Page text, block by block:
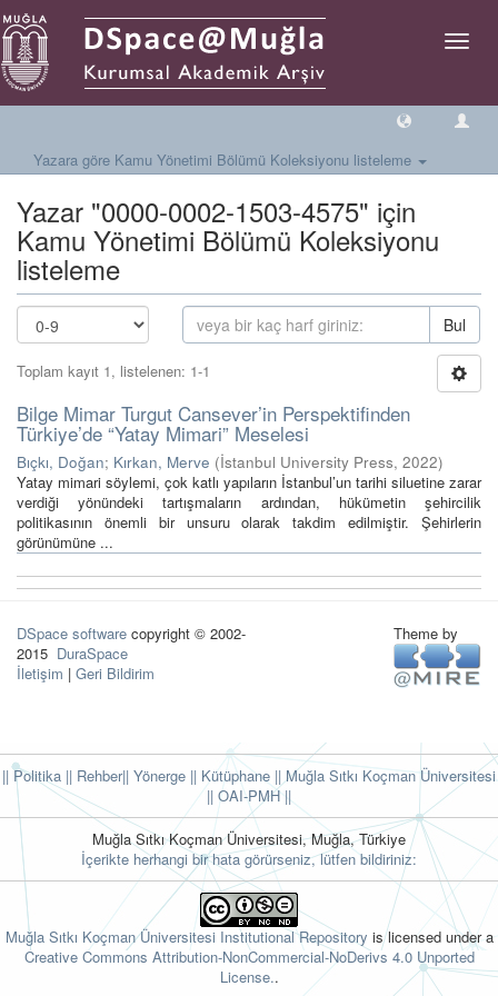
Geçiş
Yazara göre Kamu Yönetimi Bölümü Koleksiyonu listeleme
Yazar "0000-0002-1503-4575" için
Kamu Yönetimi Bölümü Koleksiyonu
listeleme
Bul
Toplam kayıt 1, listelenen: 1-1
Bilge Mimar Turgut Cansever’in Perspektifinden
Türkiye’de “Yatay Mimari” Meselesi
Bıçkı, Doğan; Kırkan, Merve (İstanbul University Press, 2022)
Yatay mimari söylemi, çok katlı yapıların İstanbul’un tarihi siluetine zarar
verdiği yönündeki tartışmaların ardından, hükümetin şehircilik
politikasının önemli bir unsuru olarak takdim edilmiştir. Şehirlerin
görünümüne ...
DSpace software copyright © 2002-
2015 DuraSpace
İletişim | Geri Bildirim
Theme by
|| Politika || Rehber|| Yönerge || Kütüphane || Muğla Sıtkı Koçman Üniversitesi
|| OAI-PMH ||
Muğla Sıtkı Koçman Üniversitesi, Muğla, Türkiye
İçerikte herhangi bir hata görürseniz, lütfen bildiriniz:
Muğla Sıtkı Koçman Üniversitesi Institutional Repository is licensed under a
Creative Commons Attribution-NonCommercial-NoDerivs 4.0 Unported
License..